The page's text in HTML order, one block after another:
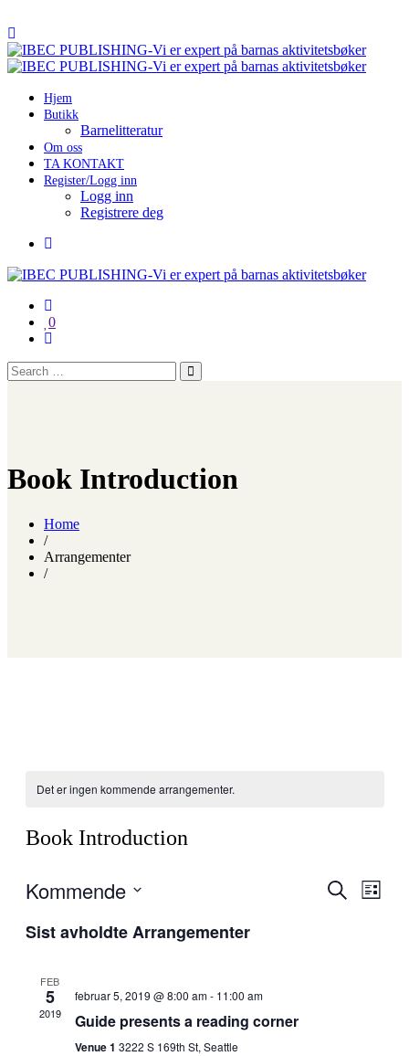
Hjem
Butikk
Barnelitteratur
Om oss
TA KONTAKT
Register/Logg inn
Logg inn
Registrere deg
0
Book Introduction
Home
/
Arrangementer
/
Det er ingen kommende arrangementer.
Book Introduction
Søk
Liste
Kommende
dato.
Sist avholdte Arrangementer
FEB
5
2019
februar 5, 2019 @ 8:00 am- 11:00 am
Guide presents a reading corner
Venue 1 3222 S 169th St, Seattle